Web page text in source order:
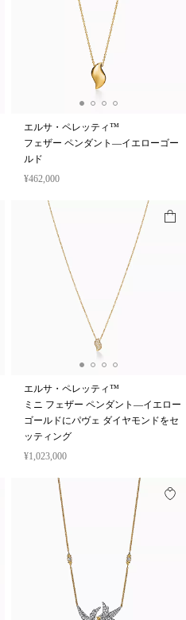
エルサ・ペレッティ™
フェザー ペンダント—イエローゴー
ルド
¥462,000
エルサ・ペレッティ™
ミニ フェザー ペンダント—イエロー
ゴールドにパヴェ ダイヤモンドをセ
ッティング
¥1,023,000